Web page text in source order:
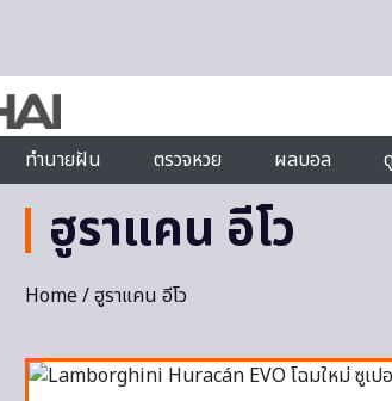
ทำนายฝัน ตรวจหวย ผลบอล
ฮูราแคน อีโว
Home/ ฮูราแคน อีโว